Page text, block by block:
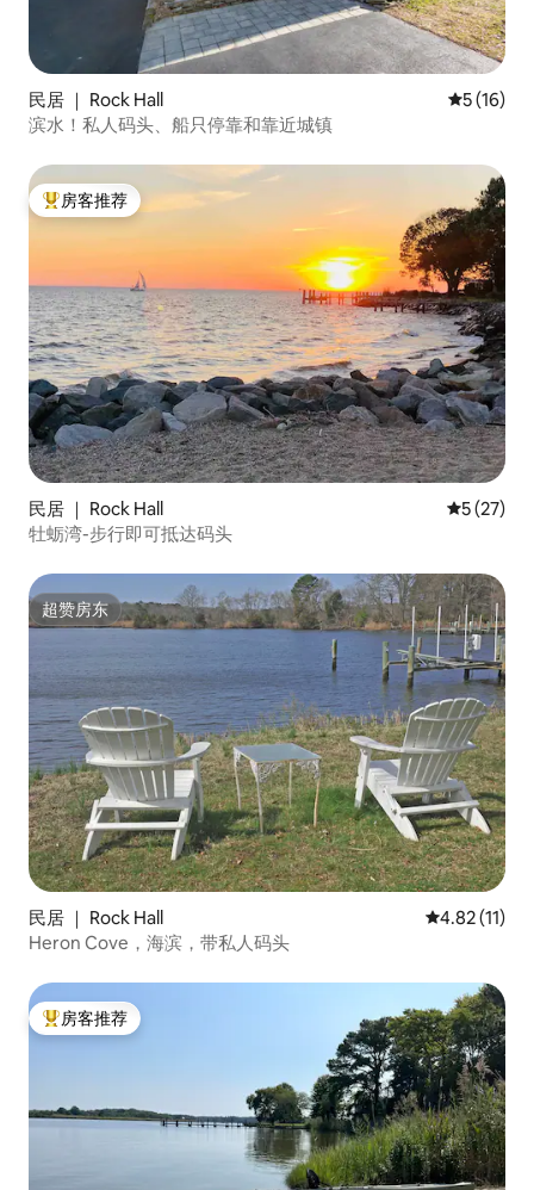
民居 ｜ Rock Hall 平均评分
5 (16)
滨水！私人码头、船只停靠和靠近城镇
热门「房客推荐」
房客推荐
民居 ｜ Rock Hall 平均评分
5 (27)
牡蛎湾-步行即可抵达码头
超赞房东
超赞房东
民居 ｜ Rock Hall 平均评分
4.82 (11)
Heron Cove，海滨，带私人码头
热门「房客推荐」
房客推荐